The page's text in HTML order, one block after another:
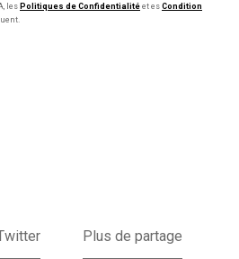
les Politiques de Confidentialité et es Condition
Plus de partage